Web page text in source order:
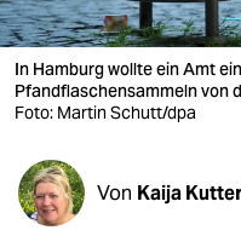
shop
fragen & hilfe
unterstützen
abo
genossenschaft
In Hamburg wollte ein Amt
Pfandflaschensammeln von
Foto: Martin Schutt/dpa
Von Kaija